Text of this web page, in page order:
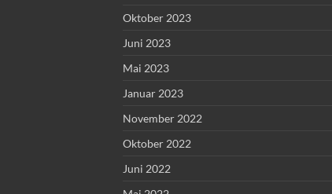
Oktober 2023
Juni 2023
Mai 2023
Januar 2023
November 2022
Oktober 2022
Juni 2022